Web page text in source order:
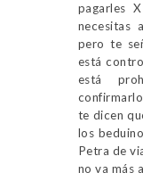
pagarles
necesitas
pero te
está
está
te dicen
los
Petra de
no va más